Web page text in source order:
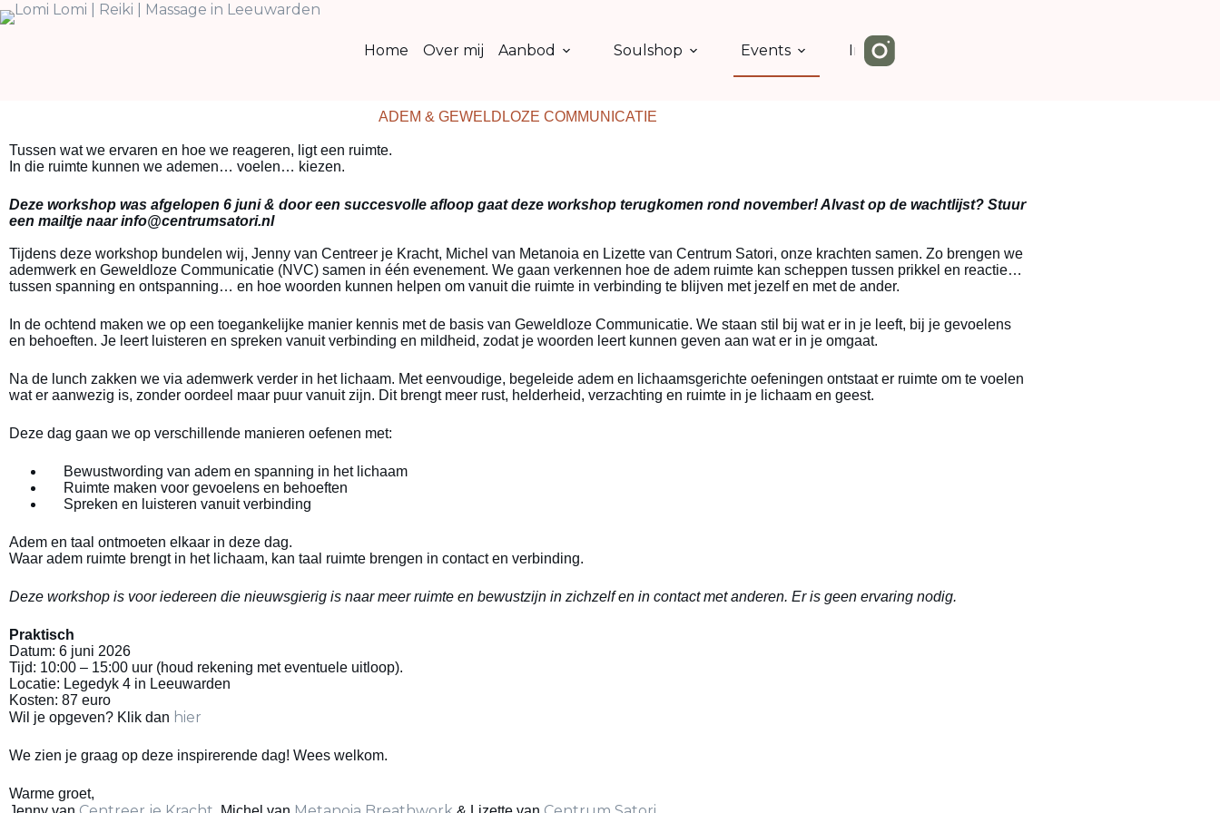
Home Over mij Aanbod Soulshop Events Info
ADEM & GEWELDLOZE COMMUNICATIE
Tussen wat we ervaren en hoe we reageren, ligt een ruimte.
In die ruimte kunnen we ademen… voelen… kiezen.
Deze workshop was afgelopen 6 juni & door een succesvolle afloop gaat deze workshop terugkomen rond november! Alvast op de wachtlijst? Stuur
een mailtje naar info@centrumsatori.nl
Tijdens deze workshop bundelen wij, Jenny van Centreer je Kracht, Michel van Metanoia en Lizette van Centrum Satori, onze krachten samen. Zo brengen we
ademwerk en Geweldloze Communicatie (NVC) samen in één evenement. We gaan verkennen hoe de adem ruimte kan scheppen tussen prikkel en reactie…
tussen spanning en ontspanning… en hoe woorden kunnen helpen om vanuit die ruimte in verbinding te blijven met jezelf en met de ander.
In de ochtend maken we op een toegankelijke manier kennis met de basis van Geweldloze Communicatie. We staan stil bij wat er in je leeft, bij je gevoelens
en behoeften. Je leert luisteren en spreken vanuit verbinding en mildheid, zodat je woorden leert kunnen geven aan wat er in je omgaat.
Na de lunch zakken we via ademwerk verder in het lichaam. Met eenvoudige, begeleide adem en lichaamsgerichte oefeningen ontstaat er ruimte om te voelen
wat er aanwezig is, zonder oordeel maar puur vanuit zijn. Dit brengt meer rust, helderheid, verzachting en ruimte in je lichaam en geest.
Deze dag gaan we op verschillende manieren oefenen met:
Bewustwording van adem en spanning in het lichaam
Ruimte maken voor gevoelens en behoeften
Spreken en luisteren vanuit verbinding
Adem en taal ontmoeten elkaar in deze dag.
Waar adem ruimte brengt in het lichaam, kan taal ruimte brengen in contact en verbinding.
Deze workshop is voor iedereen die nieuwsgierig is naar meer ruimte en bewustzijn in zichzelf en in contact met anderen. Er is geen ervaring nodig.
Praktisch
Datum: 6 juni 2026
Tijd: 10:00 – 15:00 uur (houd rekening met eventuele uitloop).
Locatie: Legedyk 4 in Leeuwarden
Kosten: 87 euro
Wil je opgeven? Klik dan hier
We zien je graag op deze inspirerende dag! Wees welkom.
Warme groet,